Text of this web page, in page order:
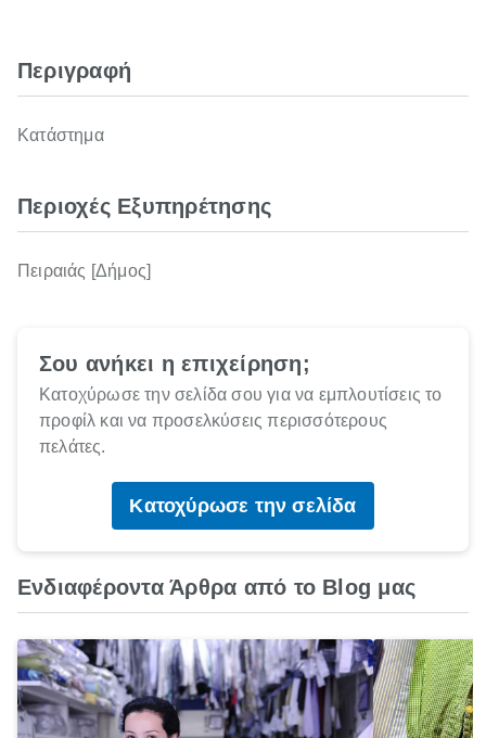
Περιγραφή
Κατάστημα
Περιοχές Εξυπηρέτησης
Πειραιάς [Δήμος]
Σου ανήκει η επιχείρηση;
Κατοχύρωσε την σελίδα σου για να εμπλουτίσεις το
προφίλ και να προσελκύσεις περισσότερους
πελάτες.
Κατοχύρωσε την σελίδα
Ενδιαφέροντα Άρθρα από το Blog μας